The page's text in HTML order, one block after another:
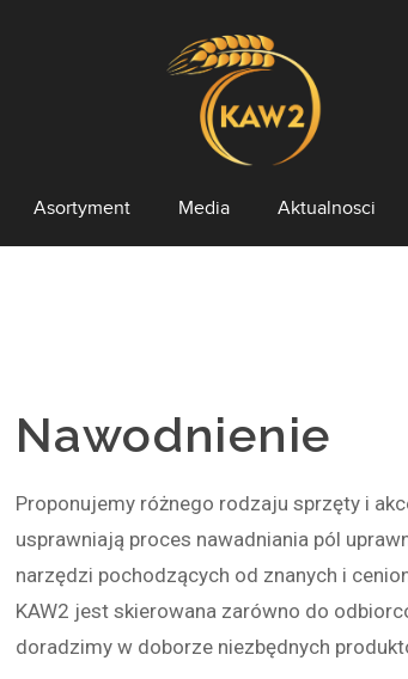
Asortyment
Nasiona Warzyw
Środki Ochrony Roślin
Opakowania Dla Rolnictwa
Folie I Włókniny
Media Aktualnosci
Nawodnienie
Proponujemy różnego rodzaju sprzęty i
usprawniają proces nawadniania pól
narzędzi pochodzących od znanych i
KAW2 jest skierowana zarówno do
doradzimy w doborze niezbędnych